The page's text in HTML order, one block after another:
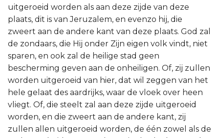
uitgeroeid worden als aan deze zijde van deze
plaats, dit is van Jeruzalem, en evenzo hij, die
zweert aan de andere kant van deze plaats. God zal
de zondaars, die Hij onder Zijn eigen volk vindt, niet
sparen, en ook zal de heilige stad geen
bescherming geven aan de onheiligen. Of, zij zullen
worden uitgeroeid van hier, dat wil zeggen van het
hele gelaat des aardrijks, waar de vloek over heen
vliegt. Of, die steelt zal aan deze zijde uitgeroeid
worden, en die zweert aan de andere kant, zij
zullen allen uitgeroeid worden, de één zowel als de